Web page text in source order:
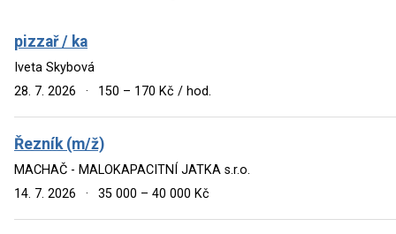
pizzař / ka
Iveta Skybová
28. 7. 2026
· 150 – 170 Kč / hod.
Řezník (m/ž)
MACHAČ - MALOKAPACITNÍ JATKA s.r.o.
14. 7. 2026
· 35 000 – 40 000 Kč